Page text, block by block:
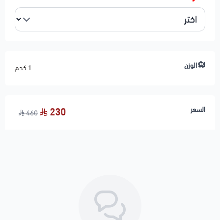
🚗 الموديلات المتوافقة
FORD
TOWN CAR — 2003–2011
MARAUDER — 2003–2004
المواد: مطاط مقوى عالي التحمل + وصلات معدنية
الجودة: عالية (مطابقة للمواصفات الأصلية)
الوزن 1 كجم
السعر 230
460